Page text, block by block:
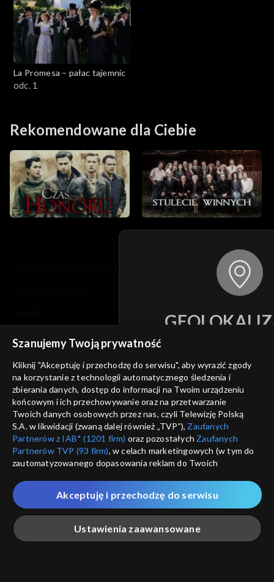
La Promesa – pałac tajemnic
odc. 1
Rekomendowane dla Ciebie
Kraj, z którego się
Zjednoczone , w związku z
na platformie TVP VOD
nieodstępna. Sprawdź, które
obejrzeć.
Nie pokazuj
ANULUJ
pomoc
kontakt
voucher
dostępność
Szanujemy Twoją prywatność
Kliknij "Akceptuję i przechodzę do serwisu", aby wyrazić zgody
na korzystanie z technologii automatycznego śledzenia i
zbierania danych, dostęp do informacji na Twoim urządzeniu
końcowym i ich przechowywanie oraz na przetwarzanie
Twoich danych osobowych przez nas, czyli Telewizję Polską
S.A. w likwidacji (zwaną dalej również „TVP”), Zaufanych
Partnerów z IAB* (1201 firm) oraz pozostałych Zaufanych
Partnerów TVP (93 firm), w celach marketingowych (w tym do
zautomatyzowanego dopasowania reklam do Twoich
które wskazujemy poniżej, a także zgody na udostępnianie
przez nas identyfikatora PPID do Google.
Twoje dane osobowe zbierane podczas odwiedzania przez
Ciebie naszych
poszczególnych serwisówzwanych dalej
„Portalem”, w tym informacje zapisywane za pomocą
Ustawienia zaawansowane
Akceptuję i przechodzę do serwisu